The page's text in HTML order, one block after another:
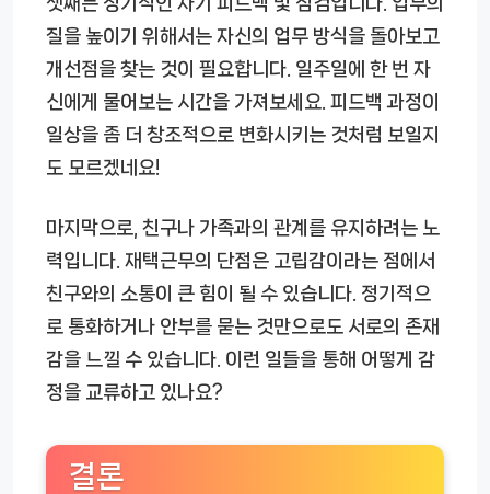
질을 높이기 위해서는 자신의 업무 방식을 돌아보고
개선점을 찾는 것이 필요합니다. 일주일에 한 번 자
신에게 물어보는 시간을 가져보세요. 피드백 과정이
일상을 좀 더 창조적으로 변화시키는 것처럼 보일지
도 모르겠네요!
마지막으로, 친구나 가족과의 관계를 유지하려는 노
력입니다. 재택근무의 단점은 고립감이라는 점에서
친구와의 소통이 큰 힘이 될 수 있습니다. 정기적으
로 통화하거나 안부를 묻는 것만으로도 서로의 존재
감을 느낄 수 있습니다. 이런 일들을 통해 어떻게 감
정을 교류하고 있나요?
결론